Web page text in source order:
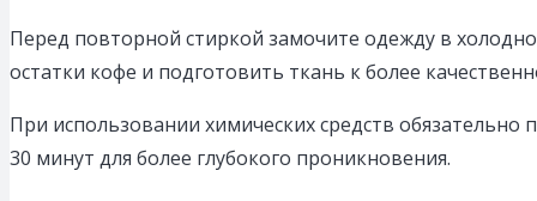
Перед повторной стиркой замочите одежду в
остатки кофе и подготовить ткань к более
При использовании химических средств
30 минут для более глубокого проникновения.